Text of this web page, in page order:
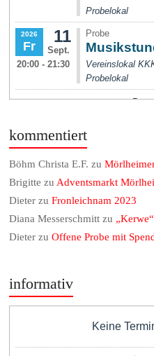
kommentiert
Böhm Christa E.F. zu
Brigitte zu Adventsmarkt
Dieter zuFronleichnam 2023
Diana Messerschmitt zu
Dieter zuOffene Probe mit
informativ